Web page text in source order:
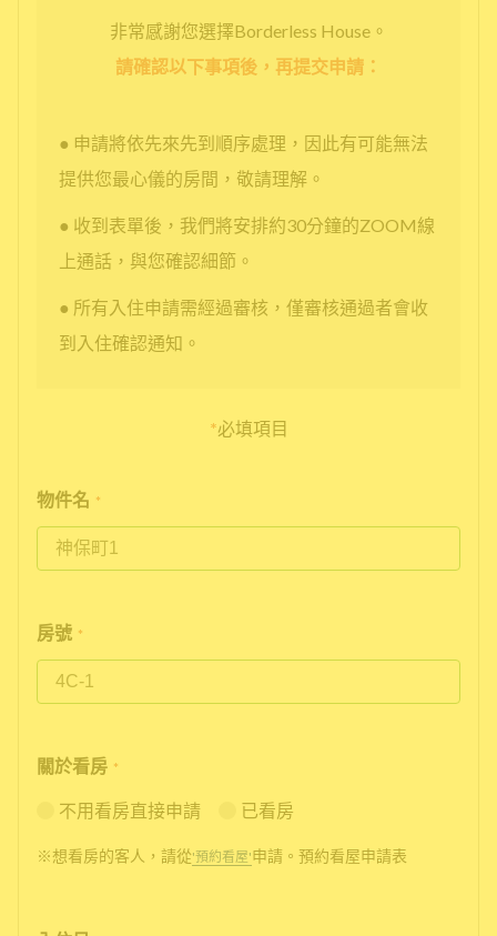
非常感謝您選擇Borderless House。
請確認以下事項後，再提交申請：
● 申請將依先來先到順序處理，因此有可能無法
提供您最心儀的房間，敬請理解。
● 收到表單後，我們將安排約30分鐘的ZOOM線
上通話，與您確認細節。
● 所有入住申請需經過審核，僅審核通過者會收
到入住確認通知。
*必填項目
物件名 *
房號 *
關於看房 *
不用看房直接申請 已看房
※想看房的客人，請從'預約看屋'申請。預約看屋申請表